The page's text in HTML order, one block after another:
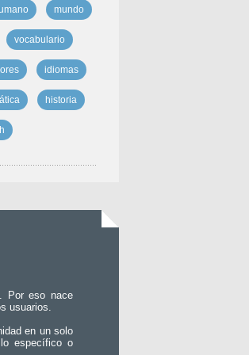
mundo
vocabulario
idiomas
historia
Por eso nace
usuarios.
en un solo
específico o